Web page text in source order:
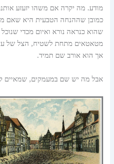
מודע. מה יקרה אם משהו יזעזע
כמובן שההנחה הטבעית היא שאם
שהוא כנראה נורא ואיום מכדי
מטאטאים מתחת לשטיח, הצל של
אך הוא אורב שם תמיד.
אבל מה יש שם במעמקים, שמאיים